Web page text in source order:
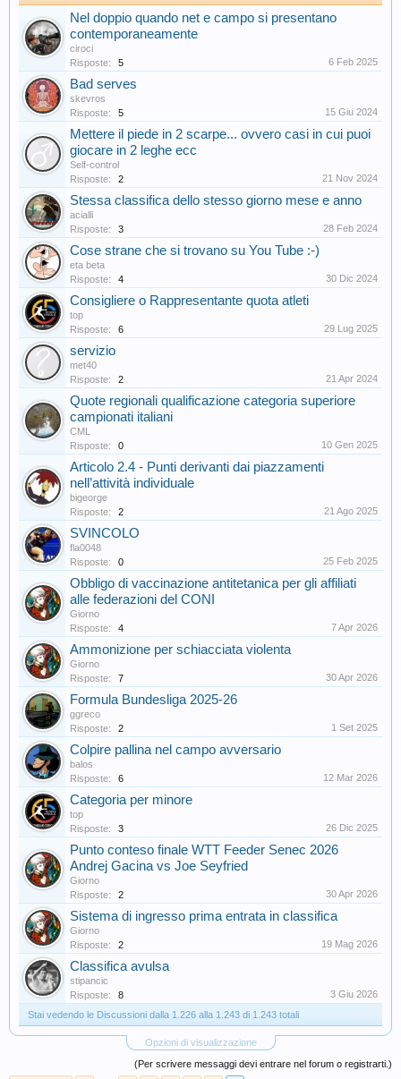
Nel doppio quando net e campo si presentano
contemporaneamente
ciroci
Risposte:
5 6 Feb 2025
Bad serves
skevros
Risposte:
5 15 Giu 2024
Mettere il piede in 2 scarpe... ovvero casi in cui puoi
giocare in 2 leghe ecc
Self-control
Risposte:
2 21 Nov 2024
Stessa classifica dello stesso giorno mese e anno
acialli
Risposte:
3 28 Feb 2024
Cose strane che si trovano su You Tube :-)
eta beta
Risposte:
4 30 Dic 2024
Consigliere o Rappresentante quota atleti
top
Risposte:
6 29 Lug 2025
servizio
met40
Risposte:
2 21 Apr 2024
Quote regionali qualificazione categoria superiore
campionati italiani
CML
Risposte:
0 10 Gen 2025
Articolo 2.4 - Punti derivanti dai piazzamenti
nell’attività individuale
bigeorge
Risposte:
2 21 Ago 2025
SVINCOLO
fla0048
Risposte:
0 25 Feb 2025
Obbligo di vaccinazione antitetanica per gli affiliati
alle federazioni del CONI
Giorno
Risposte:
4 7 Apr 2026
Ammonizione per schiacciata violenta
Giorno
Risposte:
7 30 Apr 2026
Formula Bundesliga 2025-26
ggreco
Risposte:
2 1 Set 2025
Colpire pallina nel campo avversario
balos
Risposte:
6 12 Mar 2026
Categoria per minore
top
Risposte:
3 26 Dic 2025
Punto conteso finale WTT Feeder Senec 2026
Andrej Gacina vs Joe Seyfried
Giorno
Risposte:
2 30 Apr 2026
Sistema di ingresso prima entrata in classifica
Giorno
Risposte:
2 19 Mag 2026
Classifica avulsa
stipancic
Risposte:
8
3 Giu 2026
Stai vedendo le Discussioni dalla 1.226 alla 1.243 di 1.243 totali
Opzioni di visualizzazione
(Per scrivere messaggi devi entrare nel forum o registrarti.)